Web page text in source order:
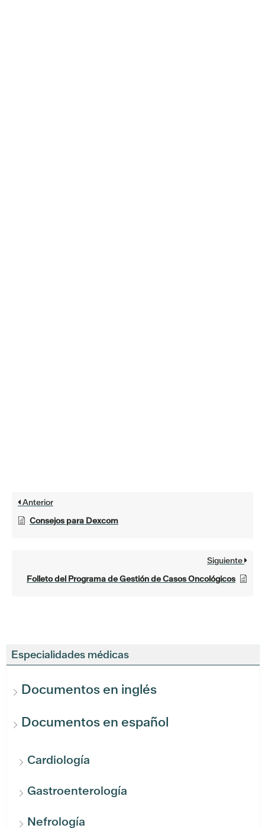
Especialidades médicas
Documentos en inglés
Documentos en español
Cardiología
Gastroenterología
Nefrología
Anterior
Consejos para Dexcom
Siguiente
Folleto del Programa de Gestión de Casos Oncológicos